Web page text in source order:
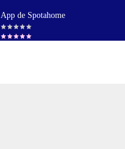
App de Spotahome